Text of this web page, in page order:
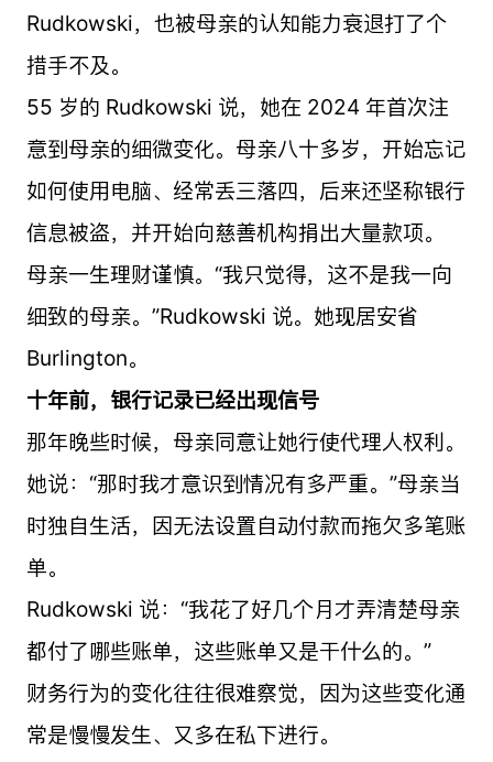
Rudkowski，也被母亲的认知能力衰退打了个
措手不及。
55 岁的 Rudkowski 说，她在 2024 年首次注
意到母亲的细微变化。母亲八十多岁，开始忘记
如何使用电脑、经常丢三落四，后来还坚称银行
信息被盗，并开始向慈善机构捐出大量款项。
母亲一生理财谨慎。“我只觉得，这不是我一向
细致的母亲。”Rudkowski 说。她现居安省
Burlington。
十年前，银行记录已经出现信号
那年晚些时候，母亲同意让她行使代理人权利。
她说：“那时我才意识到情况有多严重。”母亲当
时独自生活，因无法设置自动付款而拖欠多笔账
单。
Rudkowski 说：“我花了好几个月才弄清楚母亲
都付了哪些账单，这些账单又是干什么的。”
财务行为的变化往往很难察觉，因为这些变化通
常是慢慢发生、又多在私下进行。